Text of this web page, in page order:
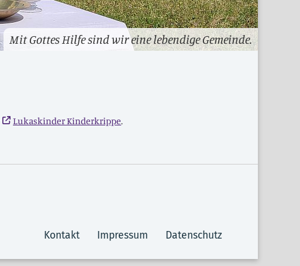
Mit Gottes Hilfe sind wir eine lebendige Gemeinde.
Lukaskinder Kinderkrippe.
Kontakt Impressum Datenschutz